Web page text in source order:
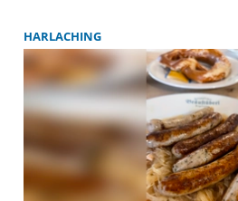
HARLACHING